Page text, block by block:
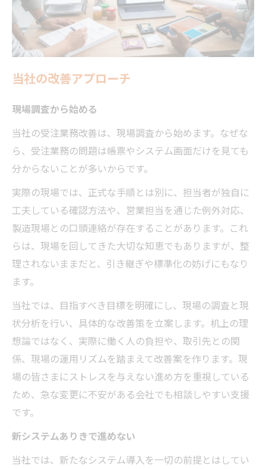
当社の改善アプローチ
現場調査から始める
当社の受注業務改善は、現場調査から始めます。なぜな
ら、受注業務の問題は帳票やシステム画面だけを見ても
分からないことが多いからです。
実際の現場では、正式な手順とは別に、担当者が独自に
工夫している確認方法や、営業担当を通じた例外対応、
製造現場との口頭連絡が存在することがあります。これ
らは、現場を回してきた大切な知恵でもありますが、整
理されないままだと、引き継ぎや標準化の妨げにもなり
ます。
当社では、目指すべき目標を明確にし、現場の調査と現
状分析を行い、具体的な改善策を立案します。机上の理
想論ではなく、実際に働く人の負担や、取引先との関
係、現場の運用リズムを踏まえて改善案を作ります。現
場の皆さまにストレスを与えない進め方を重視している
ため、急な変更に不安がある会社でも相談しやすい支援
です。
新システムありきで進めない
当社では、新たなシステム導入を一切の前提とはしてい